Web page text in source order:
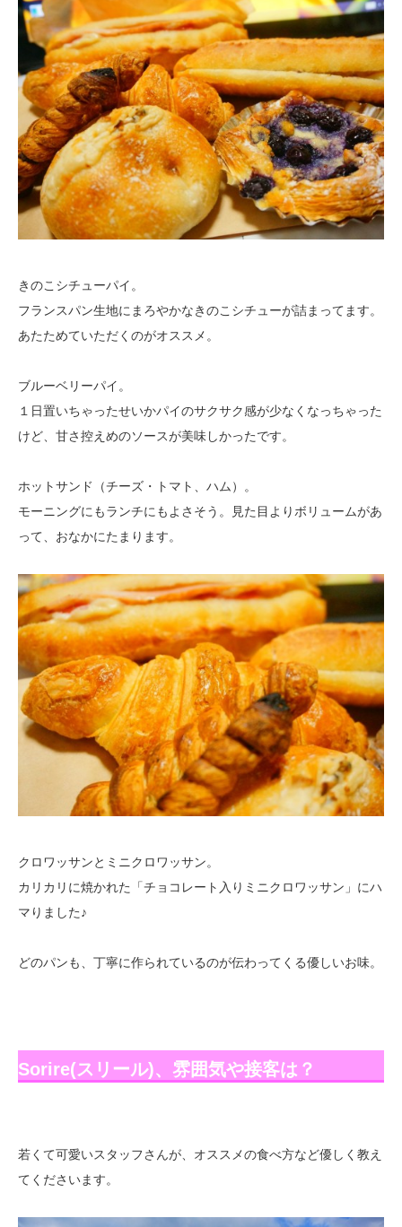
きのこシチューパイ。
フランスパン生地にまろやかなきのこシチューが詰まってます。
あたためていただくのがオススメ。
ブルーベリーパイ。
１日置いちゃったせいかパイのサクサク感が少なくなっちゃった
けど、甘さ控えめのソースが美味しかったです。
ホットサンド（チーズ・トマト、ハム）。
モーニングにもランチにもよさそう。見た目よりボリュームがあ
って、おなかにたまります。
クロワッサンとミニクロワッサン。
カリカリに焼かれた「チョコレート入りミニクロワッサン」にハ
マりました♪
どのパンも、丁寧に作られているのが伝わってくる優しいお味。
Sorire(スリール)、雰囲気や接客は？
若くて可愛いスタッフさんが、オススメの食べ方など優しく教え
てくださいます。